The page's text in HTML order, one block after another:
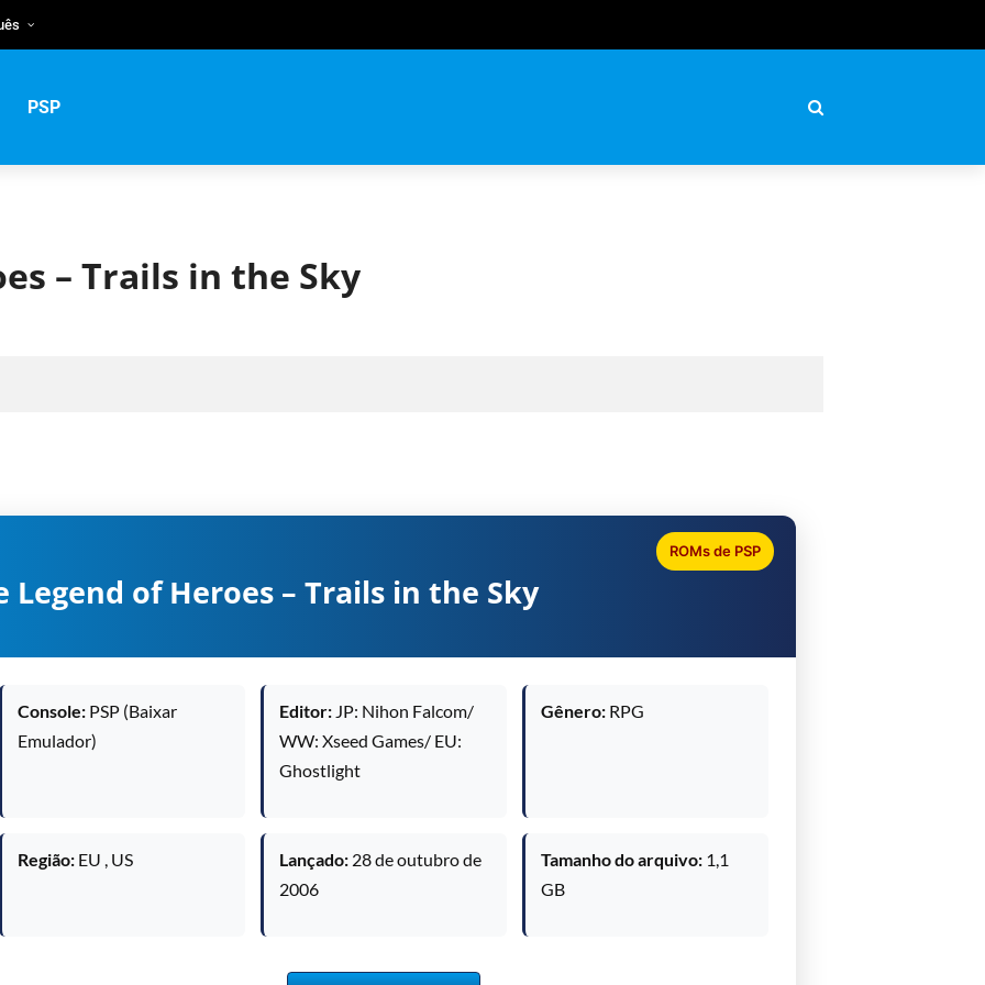
PSP
– Trails in the Sky
Legend of Heroes – Trails in the Sky
ROMs de PSP
Console: PSP (Baixar
Emulador)
Editor: JP: Nihon Falcom/
WW: Xseed Games/ EU:
Ghostlight
Gênero: RPG
Região: EU , US Lançado: 28 de outubro de
2006
Tamanho do arquivo: 1,1
GB